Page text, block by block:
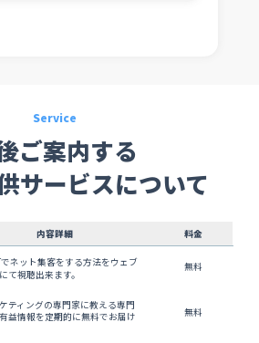
Service
ご案内する
サービスについて
内容詳細 料金
ネット集客をする方法をウェブ
て視聴出来ます。
無料
ティングの専門家に教える専門
益情報を定期的に無料でお届け
無料